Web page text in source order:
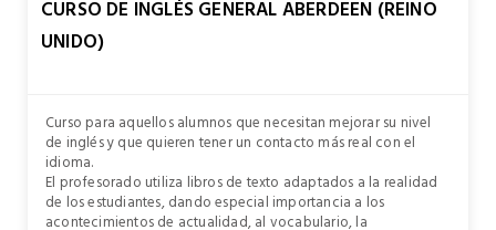
CURSO DE INGLÉS GENERAL ABERDEEN (REINO
UNIDO)
Curso para aquellos alumnos que necesitan mejorar su nivel
de inglés y que quieren tener un contacto más real con el
idioma.
El profesorado utiliza libros de texto adaptados a la realidad
de los estudiantes, dando especial importancia a los
acontecimientos de actualidad, al vocabulario, la